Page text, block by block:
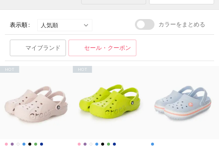
表示順 : カラーをまとめる
マイブランド セール・クーポン
HOT HOT